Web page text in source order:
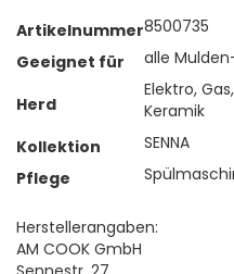
Artikelnummer8500735
Geeignet für
alle
Herd
Elektro,
Keramik
Kollektion
SENNA
Pflege
Herstellerangaben:
AM COOK GmbH